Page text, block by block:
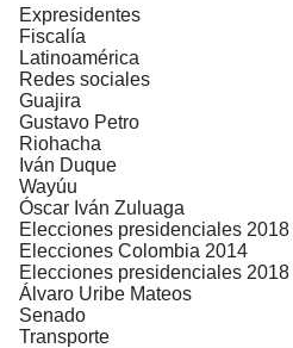
Expresidentes
Fiscalía
Latinoamérica
Redes sociales
Guajira
Gustavo Petro
Riohacha
Iván Duque
Wayúu
Óscar Iván Zuluaga
Elecciones presidenciales 2018
Elecciones Colombia 2014
Elecciones presidenciales 2018
Álvaro Uribe Mateos
Senado
Transporte